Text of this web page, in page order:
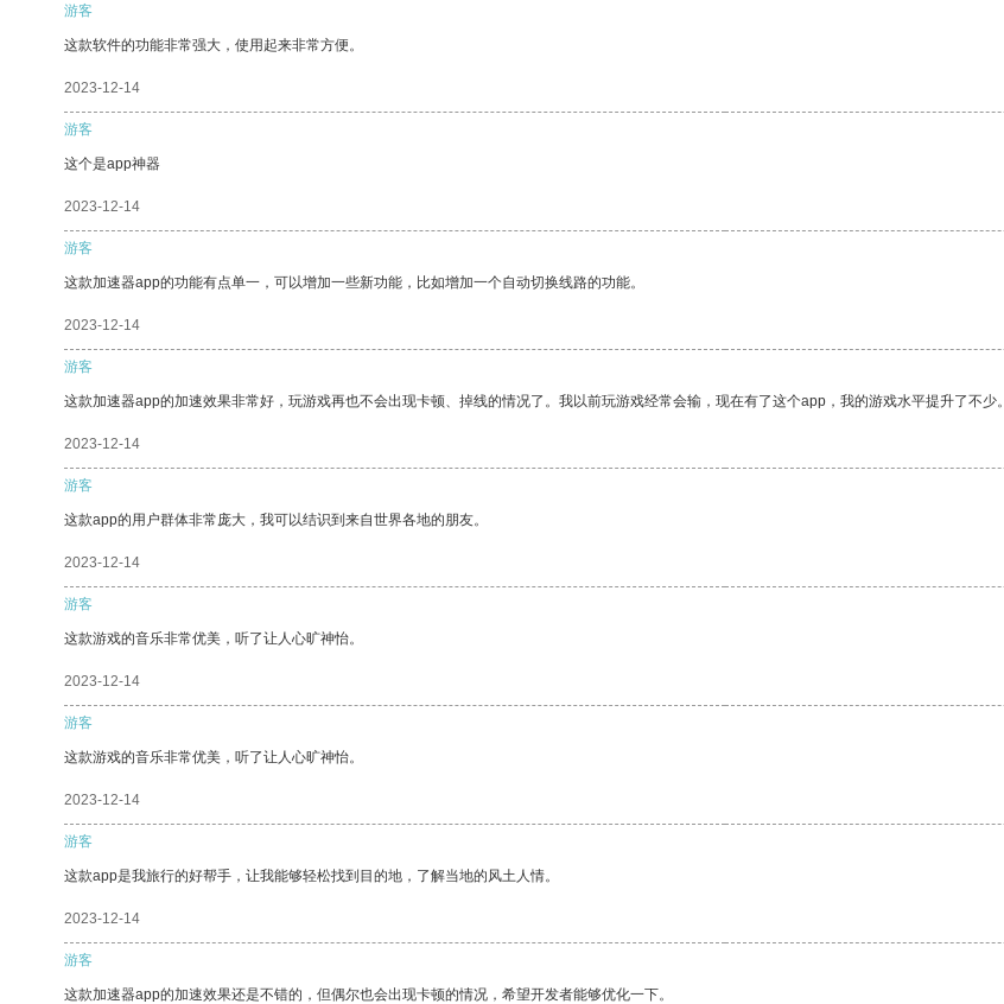
游客
这款软件的功能非常强大，使用起来非常方便。
2023-12-14
游客
这个是app神器
2023-12-14
游客
这款加速器app的功能有点单一，可以增加一些新功能，比如增加一个自动切换线路的功能。
2023-12-14
游客
这款加速器app的加速效果非常好，玩游戏再也不会出现卡顿、掉线的情况了。我以前玩游戏经常会输，现在有了这个app，我的游戏水平提升了不少。
2023-12-14
游客
这款app的用户群体非常庞大，我可以结识到来自世界各地的朋友。
2023-12-14
游客
这款游戏的音乐非常优美，听了让人心旷神怡。
2023-12-14
游客
这款游戏的音乐非常优美，听了让人心旷神怡。
2023-12-14
游客
这款app是我旅行的好帮手，让我能够轻松找到目的地，了解当地的风土人情。
2023-12-14
游客
这款加速器app的加速效果还是不错的，但偶尔也会出现卡顿的情况，希望开发者能够优化一下。